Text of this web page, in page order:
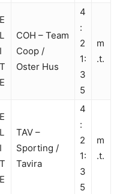
E
L
I
T
E
COH – Team
Coop /
Oster Hus
4
:
2
1:
3
5
m
.t.
E
L
I
T
E
TAV –
Sporting /
Tavira
4
:
2
1:
3
5
m
.t.